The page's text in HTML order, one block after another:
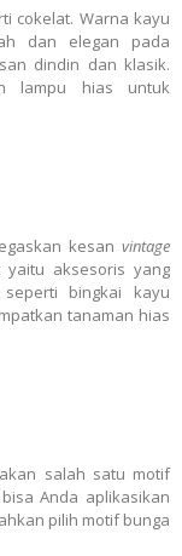
cokelat. Warna kayu
dan elegan pada
dindin dan klasik.
lampu hias untuk
kesan vintage
yaitu aksesoris yang
bingkai kayu
tanaman hias
salah satu motif
Anda aplikasikan
pilih motif bunga